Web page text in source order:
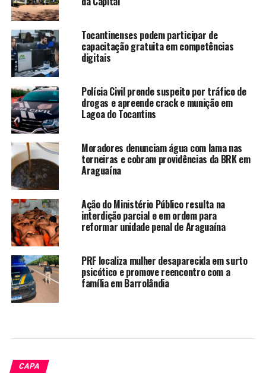
Tocantinenses podem participar de
capacitação gratuita em competências
digitais
Polícia Civil prende suspeito por tráfico de
drogas e apreende crack e munição em
Lagoa do Tocantins
Moradores denunciam água com lama nas
torneiras e cobram providências da BRK em
Araguaína
Ação do Ministério Público resulta na
interdição parcial e em ordem para
reformar unidade penal de Araguaína
PRF localiza mulher desaparecida em surto
psicótico e promove reencontro com a
família em Barrolândia
CAPA